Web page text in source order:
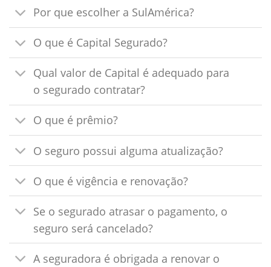
Por que escolher a SulAmérica?
O que é Capital Segurado?
Qual valor de Capital é adequado para
o segurado contratar?
O que é prêmio?
O seguro possui alguma atualização?
O que é vigência e renovação?
Se o segurado atrasar o pagamento, o
seguro será cancelado?
A seguradora é obrigada a renovar o